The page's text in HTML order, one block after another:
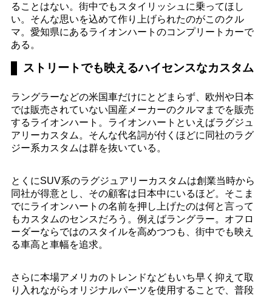
ることはない。街中でもスタイリッシュに乗ってほし
い。そんな思いを込めて作り上げられたのがこのクル
マ。愛知県にあるライオンハートのコンプリートカーで
ある。
ストリートでも映えるハイセンスなカスタム
ラングラーなどの米国車だけにとどまらず、欧州や日本
では販売されていない国産メーカーのクルマまでを販売
するライオンハート。ライオンハートといえばラグジュ
アリーカスタム。そんな代名詞が付くほどに同社のラグ
ジー系カスタムは群を抜いている。
とくにSUV系のラグジュアリーカスタムは創業当時から
同社が得意とし、その顧客は日本中にいるほど。そこま
でにライオンハートの名前を押し上げたのは何と言って
もカスタムのセンスだろう。例えばラングラー。オフロ
ーダーならではのスタイルを高めつつも、街中でも映え
る車高と車幅を追求。
さらに本場アメリカのトレンドなどもいち早く抑えて取
り入れながらオリジナルパーツを使用することで、普段